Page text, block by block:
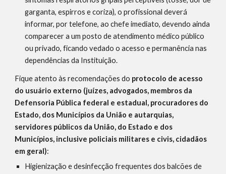
garganta, espirros e coriza), o profissional deverá
informar, por telefone, ao chefe imediato, devendo ainda
comparecer a um posto de atendimento médico público
ou privado, ficando vedado o acesso e permanência nas
dependências da Instituição.
Fique atento às recomendações do protocolo de acesso
do usuário externo (juízes, advogados, membros da
Defensoria Pública federal e estadual, procuradores do
Estado, dos Municípios da União e autarquias,
servidores públicos da União, do Estado e dos
Municípios, inclusive policiais militares e civis, cidadãos
em geral):
Higienização e desinfecção frequentes dos balcões de